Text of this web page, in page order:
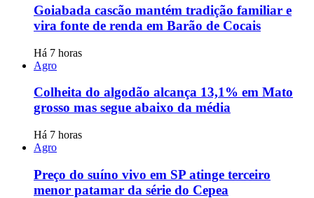
Goiabada cascão mantém tradição familiar e
vira fonte de renda em Barão de Cocais
Há 7 horas
Agro
Colheita do algodão alcança 13,1% em Mato
grosso mas segue abaixo da média
Há 7 horas
Agro
Preço do suíno vivo em SP atinge terceiro
menor patamar da série do Cepea